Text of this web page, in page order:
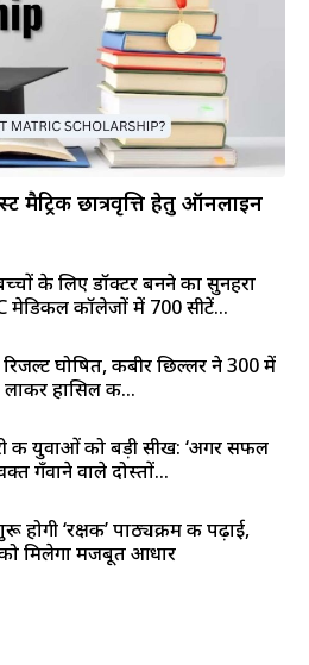
मैट्रिक छात्रवृत्ति हेतु ऑनलाइन
के लिए डॉक्टर बनने का सुनहरा
मेडिकल कॉलेजों में 700 सीटें...
घोषित, कबीर छिल्लर ने 300 में
हासिल की...
की युवाओं को बड़ी सीख: ‘अगर सफल
गँवाने वाले दोस्तों...
‘रक्षक’ पाठ्यक्रम की पढ़ाई,
को मिलेगा मजबूत आधार